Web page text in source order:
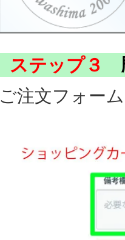
ステップ３
ご注文フォー